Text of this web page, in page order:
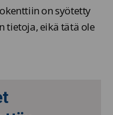
on syötetty
tietoja, eikä tätä ole